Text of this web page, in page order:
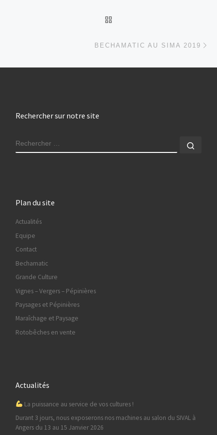
BECHAMATIC AU SIMA 2019
Rechercher sur notre site
RECHERCHER
Plan du site
Actualités
Equipe
Contact
Bechamatic
Grande Culture
Vignes – Vergers – Pépinières
Paysages et Pépinières
Maraîchage et Paysage
Rotobêches en vente
Actualités
La puissance au service de vos cultures !
Durant 3 jours, nous exposerons nos machines au salon du SIVAL à
Angers du 13 au 15 Janvier 2026